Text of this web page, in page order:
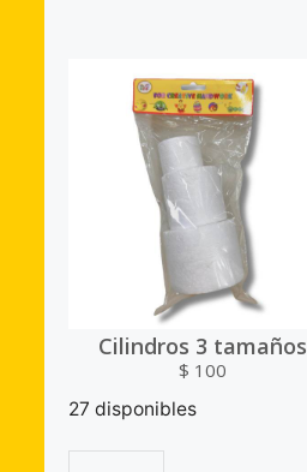
Cilindros 3 tamaños
$ 100
27 disponibles